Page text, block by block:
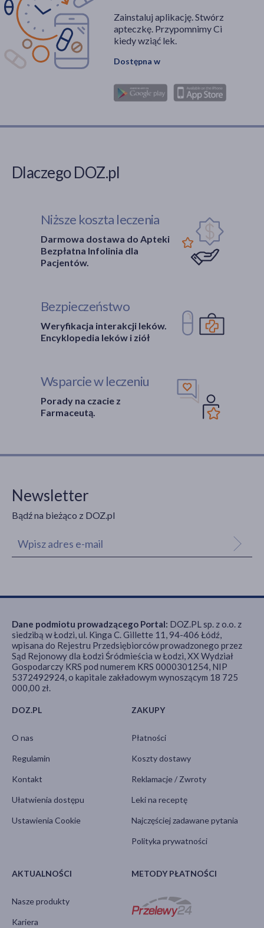
Zainstaluj aplikację. Stwórz
apteczkę. Przypomnimy Ci
kiedy wziąć lek.
Dostępna w
Dlaczego DOZ.pl
Niższe koszta leczenia
Darmowa dostawa do Apteki
Bezpłatna Infolinia dla
Pacjentów.
Bezpieczeństwo
Weryfikacja interakcji leków.
Encyklopedia leków i ziół
Wsparcie w leczeniu
Porady na czacie z
Farmaceutą.
Newsletter
Bądź na bieżąco z DOZ.pl
DOZ.PL
O nas
Regulamin
Kontakt
Ułatwienia dostępu
Ustawienia Cookie
ZAKUPY
Płatności
Koszty dostawy
Reklamacje / Zwroty
Leki na receptę
Najczęściej zadawane pytania
Polityka prywatności
AKTUALNOŚCI
Nasze produkty
Kariera
METODY PŁATNOŚCI
Dane podmiotu prowadzącego Portal: DOZ.PL sp. z o.o. z
siedzibą w Łodzi, ul. Kinga C. Gillette 11, 94-406 Łódź,
wpisana do Rejestru Przedsiębiorców prowadzonego przez
Sąd Rejonowy dla Łodzi Śródmieścia w Łodzi, XX Wydział
Gospodarczy KRS pod numerem KRS 0000301254, NIP
5372492924, o kapitale zakładowym wynoszącym 18 725
000,00 zł.